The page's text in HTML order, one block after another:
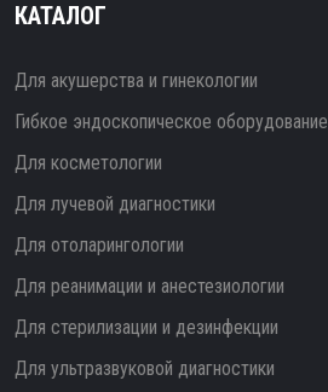
КАТАЛОГ
Для акушерства и гинекологии
Гибкое эндоскопическое оборудование
Для косметологии
Для лучевой диагностики
Для отоларингологии
Для реанимации и анестезиологии
Для стерилизации и дезинфекции
Для ультразвуковой диагностики